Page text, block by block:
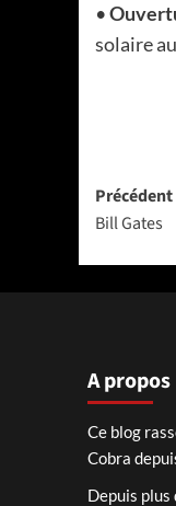
•
solaire
Précédent
Bill Gates
A propos
Ce blog
Cobra
Depuis plus